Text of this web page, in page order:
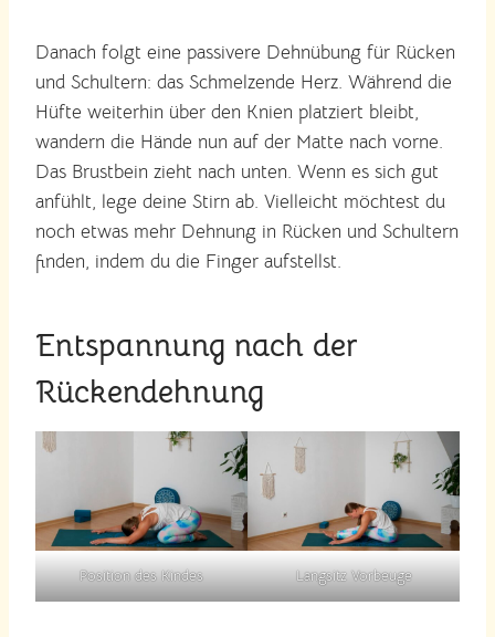
Danach folgt eine passivere Dehnübung für Rücken
und Schultern: das Schmelzende Herz. Während die
Hüfte weiterhin über den Knien platziert bleibt,
wandern die Hände nun auf der Matte nach vorne.
Das Brustbein zieht nach unten. Wenn es sich gut
anfühlt, lege deine Stirn ab. Vielleicht möchtest du
noch etwas mehr Dehnung in Rücken und Schultern
finden, indem du die Finger aufstellst.
Entspannung nach der
Rückendehnung
Position des Kindes Langsitz Vorbeuge